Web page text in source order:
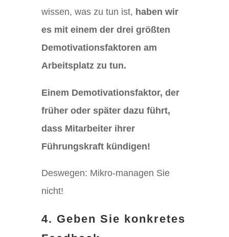
wissen, was zu tun ist, haben wir
es mit einem der drei größten
Demotivationsfaktoren am
Arbeitsplatz zu tun.
Einem Demotivationsfaktor, der
früher oder später dazu führt,
dass Mitarbeiter ihrer
Führungskraft kündigen!
Deswegen: Mikro-managen Sie
nicht!
4. Geben Sie konkretes